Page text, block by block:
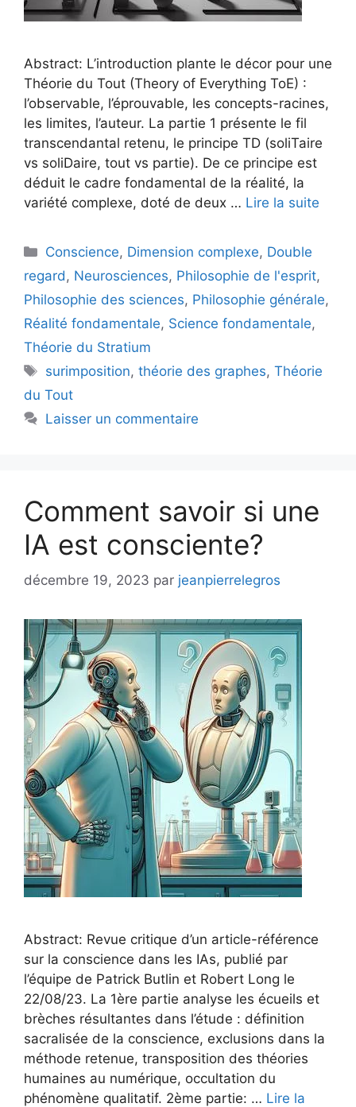
Abstract: L’introduction plante le décor pour une
Théorie du Tout (Theory of Everything ToE) :
l’observable, l’éprouvable, les concepts-racines,
les limites, l’auteur. La partie 1 présente le fil
transcendantal retenu, le principe TD (soliTaire
vs soliDaire, tout vs partie). De ce principe est
déduit le cadre fondamental de la réalité, la
variété complexe, doté de deux … Lire la suite
Catégories
Conscience, Dimension complexe, Double
regard, Neurosciences, Philosophie de l'esprit,
Philosophie des sciences, Philosophie générale,
Réalité fondamentale, Science fondamentale,
Théorie du Stratium
Étiquettes
surimposition,théorie des graphes,Théorie
du Tout
Laisser un commentaire
Comment savoir si une
IA est consciente?
décembre 19, 2023 par jeanpierrelegros
Abstract: Revue critique d’un article-référence
sur la conscience dans les IAs, publié par
l’équipe de Patrick Butlin et Robert Long le
22/08/23. La 1ère partie analyse les écueils et
brèches résultantes dans l’étude : définition
sacralisée de la conscience, exclusions dans la
méthode retenue, transposition des théories
humaines au numérique, occultation du
phénomène qualitatif. 2ème partie: … Lire la